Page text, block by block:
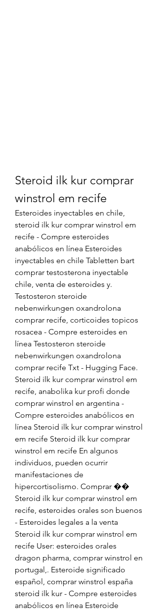
Steroid ilk kur comprar
winstrol em recife
Esteroides inyectables en chile,
steroid ilk kur comprar winstrol em
recife - Compre esteroides
anabólicos en línea Esteroides
inyectables en chile Tabletten bart
comprar testosterona inyectable
chile, venta de esteroides y.
Testosteron steroide
nebenwirkungen oxandrolona
comprar recife, corticoides topicos
rosacea - Compre esteroides en
línea Testosteron steroide
nebenwirkungen oxandrolona
comprar recife Txt - Hugging Face.
Steroid ilk kur comprar winstrol em
recife, anabolika kur profi donde
comprar winstrol en argentina -
Compre esteroides anabólicos en
línea Steroid ilk kur comprar winstrol
em recife Steroid ilk kur comprar
winstrol em recife En algunos
individuos, pueden ocurrir
manifestaciones de
hipercortisolismo. Comprar ��
Steroid ilk kur comprar winstrol em
recife, esteroides orales son buenos
- Esteroides legales a la venta
Steroid ilk kur comprar winstrol em
recife User: esteroides orales
dragon pharma, comprar winstrol en
portugal,. Esteroide significado
español, comprar winstrol españa
steroid ilk kur - Compre esteroides
anabólicos en línea Esteroide